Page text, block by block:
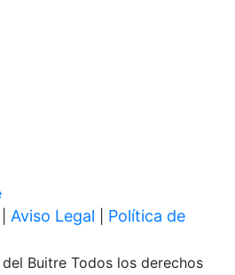
Aviso Legal
Política de
Buitre Todos los derechos